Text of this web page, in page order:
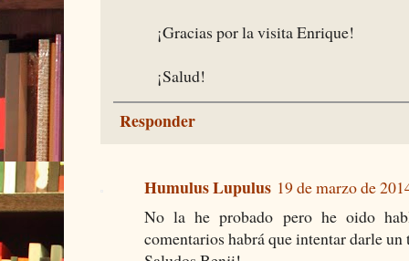
¡Gracias por la visita Enrique!
¡Salud!
Responder
Humulus Lupulus 19 de marzo de
No la he probado pero he oido
comentarios habrá que intentar darle